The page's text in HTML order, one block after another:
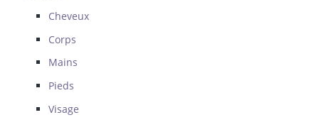
Cheveux
Corps
Mains
Pieds
Visage